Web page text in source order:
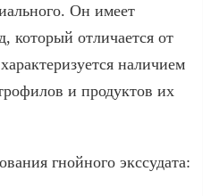
Он имеет
который отличается от
наличием
и продуктов их
гнойного экссудата: